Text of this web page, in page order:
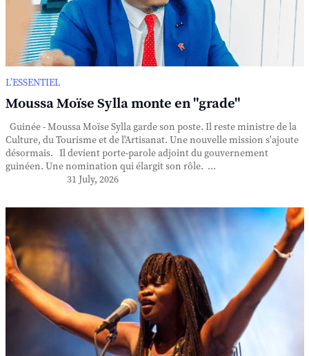
L’ESSENTIEL
Moussa Moïse Sylla monte en "grade"
Guinée - Moussa Moïse Sylla garde son poste. Il reste ministre de la
Culture, du Tourisme et de l'Artisanat. Une nouvelle mission s'ajoute
désormais. Il devient porte-parole adjoint du gouvernement
guinéen. Une nomination qui élargit son rôle. ...
31 July, 2026